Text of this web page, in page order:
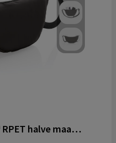
Crescent AWARE™ RPET halve maan sling bag